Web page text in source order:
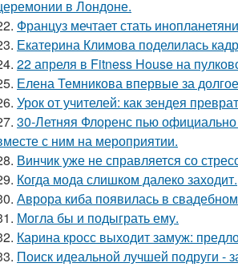
в Лондоне.
Француз мечтает стать
Екатерина Климова поделилась
22 апреля в Fitness House на
Елена Темникова впервые за
Урок от учителей: как зендея
30-Летняя Флоренс пью
с ним на мероприятии.
Винчик уже не справляется со
Когда мода слишком далеко заходит.
Аврора киба появилась в
Могла бы и подыграть ему.
Карина кросс выходит замуж:
Поиск идеальной лучшей подруги -